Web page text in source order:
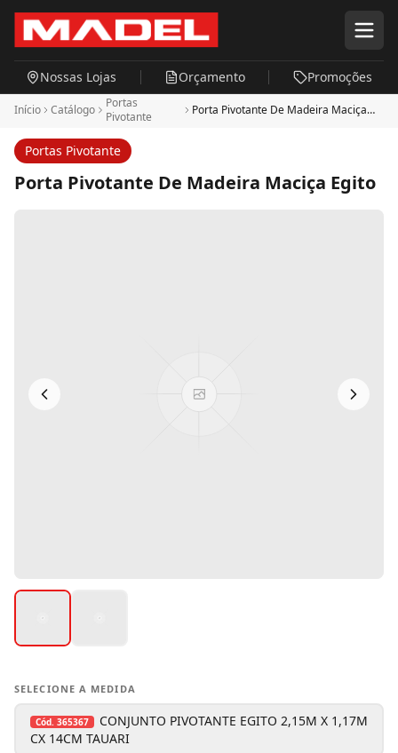
Pular para o conteúdo principal
Nossas Lojas Orçamento Promoções
Início Catálogo
Portas
Pivotante
Porta Pivotante De Madeira Maciça
Portas Pivotante
Porta Pivotante De Madeira Maciça Egito
SELECIONE A MEDIDA
Cód. 365367
CONJUNTO PIVOTANTE EGITO 2,15M X 1,17M
CX 14CM TAUARI